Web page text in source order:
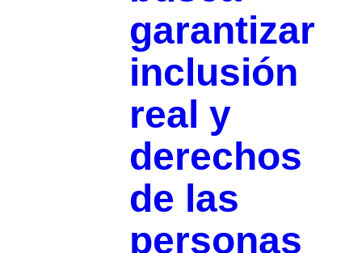
garantizar
inclusión
real y
derechos
de las
personas